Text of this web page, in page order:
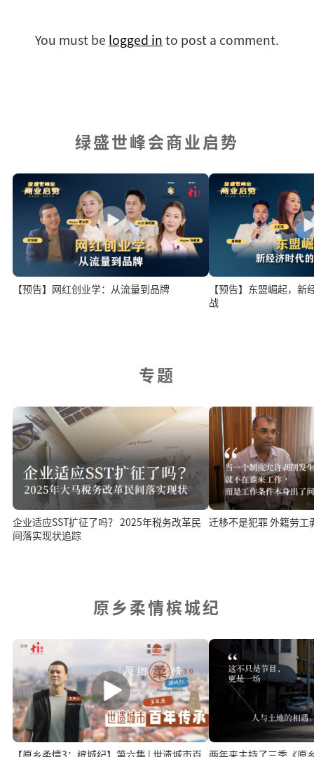
You must be logged in to post a comment.
绿盛世峰会商业启势
【预告】网红创业学：从流量到品牌
【预告】东盟崛起，
战
专题
企业适应SST扩征了吗？ 2025年税务改革民
间落实现状追踪
迁移不是犯罪 外籍劳工
原乡柔情槟城纪